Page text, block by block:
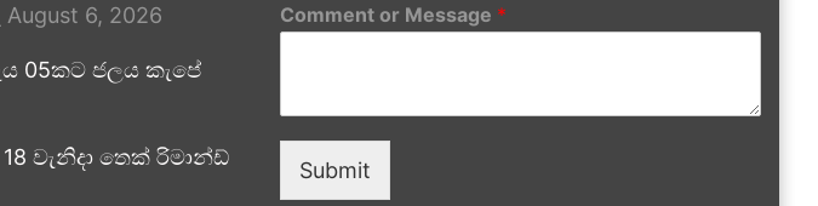
August 6, 2026
05කට ජලය කැපේ
වැනිදා තෙක් රිමාන්ඩ්
Comment or Message *
Submit